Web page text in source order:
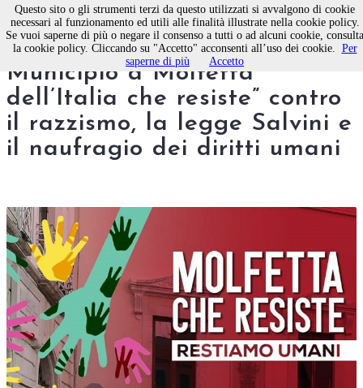
Flash mob sabato in piazza
Municipio a Molfetta
dell’Italia che resiste” contro
il razzismo, la legge Salvini e
il naufragio dei diritti umani
Questo sito o gli strumenti terzi da questo utilizzati si avvalgono di cookie
necessari al funzionamento ed utili alle finalità illustrate nella cookie policy.
Se vuoi saperne di più o negare il consenso a tutti o ad alcuni cookie, consulta
la cookie policy. Cliccando su "Accetto" acconsenti all’uso dei cookie. Per
saperne di più
Accetto